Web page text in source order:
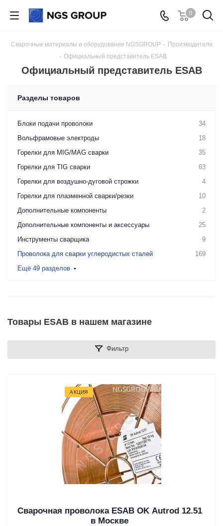
0
Сварочные материалы и оборудование NGSGROUP - Производители
- Официальный представитель ESAB
Официальный представитель ESAB
Разделы товаров
Блоки подачи проволоки
34
Вольфрамовые электроды
18
Горелки для MIG/MAG сварки
35
Горелки для TIG сварки
63
Горелки для воздушно-дуговой строжки
4
Горелки для плазменной сварки/резки
10
Дополнительные компоненты
2
Дополнительные компоненты и аксессуары
25
Инструменты сварщика
9
Проволока для сварки углеродистых сталей
169
Ещё 49 разделов
Товары ESAB в нашем магазине
Фильтр
АКЦИЯ
Сварочная проволока ESAB OK Autrod 12.51
в Москве